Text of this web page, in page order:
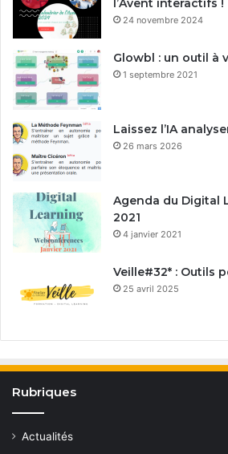
l’Avent interactifs !
24 novembre 2024
Glowbl : un outil à
1 septembre 2021
Laissez l’IA
26 mars 2026
Agenda du Digital
2021
4 janvier 2021
Veille#32* : Outils
25 avril 2025
Rubriques
Actualités